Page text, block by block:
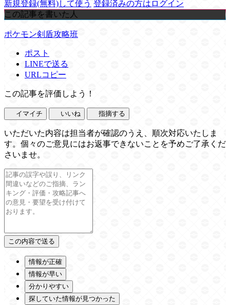
新規登録(無料)して使う 登録済みの方はログイン
この記事を書いた人
ポケモン剣盾攻略班
ポスト
LINEで送る
URLコピー
この記事を評価しよう！
イマイチ いいね 指摘する
いただいた内容は担当者が確認のうえ、順次対応いたしま
す。個々のご意見にはお返事できないことを予めご了承くだ
さいませ。
情報が正確
情報が早い
分かりやすい
探していた情報が見つかった